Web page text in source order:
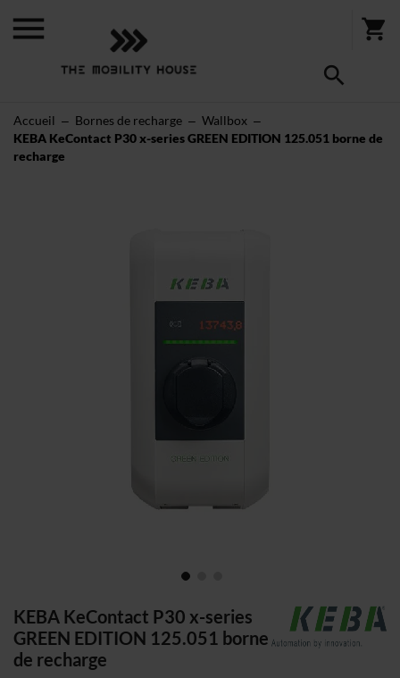
Accueil Bornes de recharge
Wallbox
KEBA KeContact P30 x-series GREEN EDITION 125.051 borne de
recharge
Skip
to
the
KEBA KeContact P30 x-series
GREEN EDITION 125.051 borne
de recharge